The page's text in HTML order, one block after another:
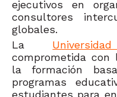
ejecutivos en
consultores
globales.
La
comprometida con
la formación
programas
estudiantes para